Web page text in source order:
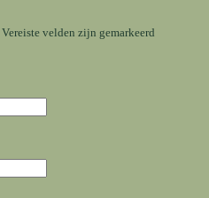
Vereiste velden zijn gemarkeerd